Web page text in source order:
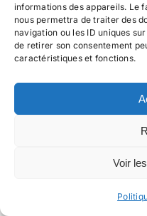
informations des appareils. Le
nous permettra de traiter des
navigation ou les ID uniques
de retirer son consentement
caractéristiques et fonctions.
Voir
Entre Percée
la Psychothérapie
Partie 3 :
la stimulation
esprit pour une
Pionnière d’une
Holistique et Bien-